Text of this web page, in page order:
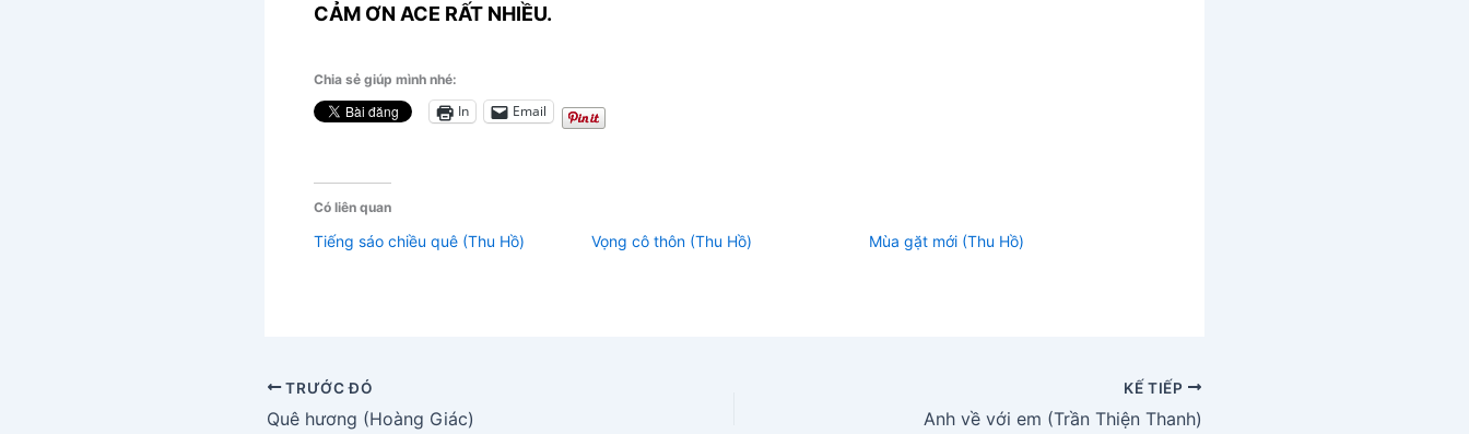
CẢM ƠN ACE RẤT NHIỀU.
Chia sẻ giúp mình nhé:
In Email
Có liên quan
Tiếng sáo chiều quê (Thu Hồ) Vọng cô thôn (Thu Hồ) Mùa gặt mới (Thu Hồ)
TRƯỚC ĐÓ
Quê hương (Hoàng Giác)
KẾ TIẾP
Anh về với em (Trần Thiện Thanh)